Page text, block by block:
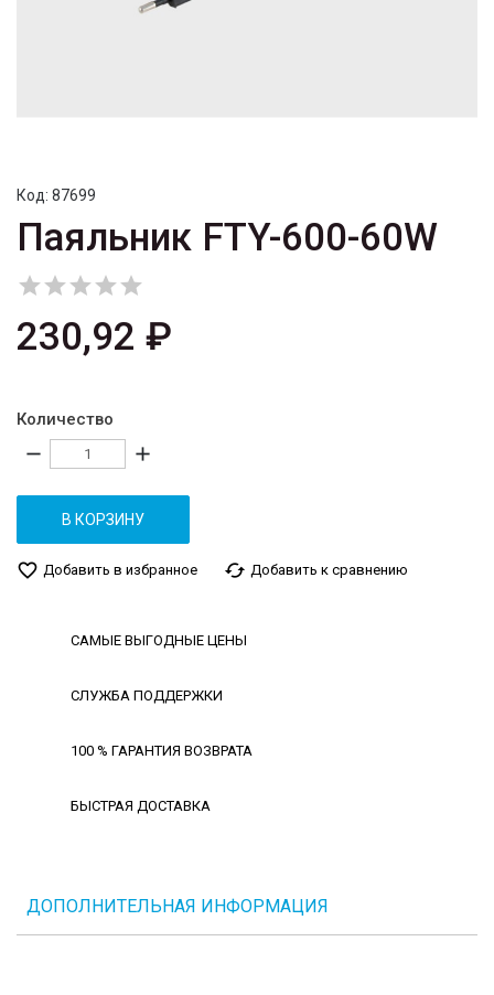
Код: 87699
Паяльник FTY-600-60W

230,92 ₽
Количество
remove add
В КОРЗИНУ
favorite_border Добавить в избранное cached Добавить к сравнению
САМЫЕ ВЫГОДНЫЕ ЦЕНЫ
СЛУЖБА ПОДДЕРЖКИ
100 % ГАРАНТИЯ ВОЗВРАТА
БЫСТРАЯ ДОСТАВКА
ДОПОЛНИТЕЛЬНАЯ ИНФОРМАЦИЯ